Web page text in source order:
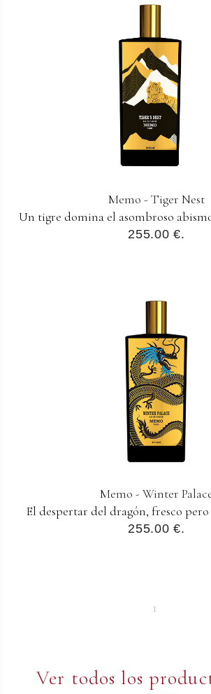
Memo - Tiger Nest
Un tigre domina el asombroso
255.00 €.
Memo - Winter
El despertar del dragón, fresco
255.00 €.
1
Ver todos los